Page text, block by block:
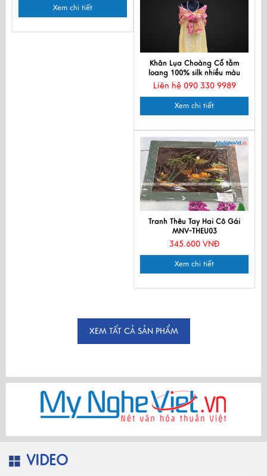
Xem chi tiết
Khăn Lụa Choàng Cổ tằm
loang 100% silk nhiều màu
90x190cm KLTA919 màu xanh
Liên hệ 090 330 9989
Xem chi tiết
Tranh Thêu Tay Hai Cô Gái
MNV-THEU03
345.600 VNĐ
Xem chi tiết
XEM TẤT CẢ SẢN PHẨM
VIDEO